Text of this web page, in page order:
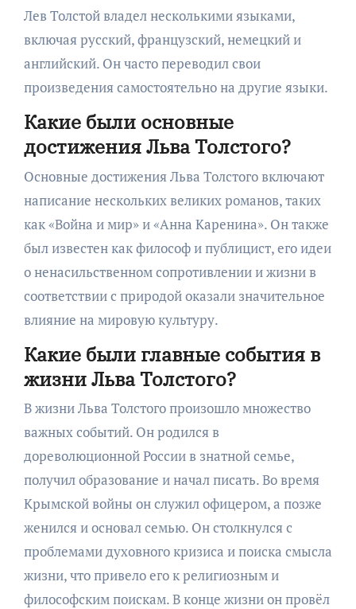
Лев Толстой владел несколькими языками,
включая русский, французский, немецкий и
английский. Он часто переводил свои
произведения самостоятельно на другие языки.
Какие были основные
достижения Льва Толстого?
Основные достижения Льва Толстого включают
написание нескольких великих романов, таких
как «Война и мир» и «Анна Каренина». Он также
был известен как философ и публицист, его идеи
о ненасильственном сопротивлении и жизни в
соответствии с природой оказали значительное
влияние на мировую культуру.
Какие были главные события в
жизни Льва Толстого?
В жизни Льва Толстого произошло множество
важных событий. Он родился в
дореволюционной России в знатной семье,
получил образование и начал писать. Во время
Крымской войны он служил офицером, а позже
женился и основал семью. Он столкнулся с
проблемами духовного кризиса и поиска смысла
жизни, что привело его к религиозным и
философским поискам. В конце жизни он провёл